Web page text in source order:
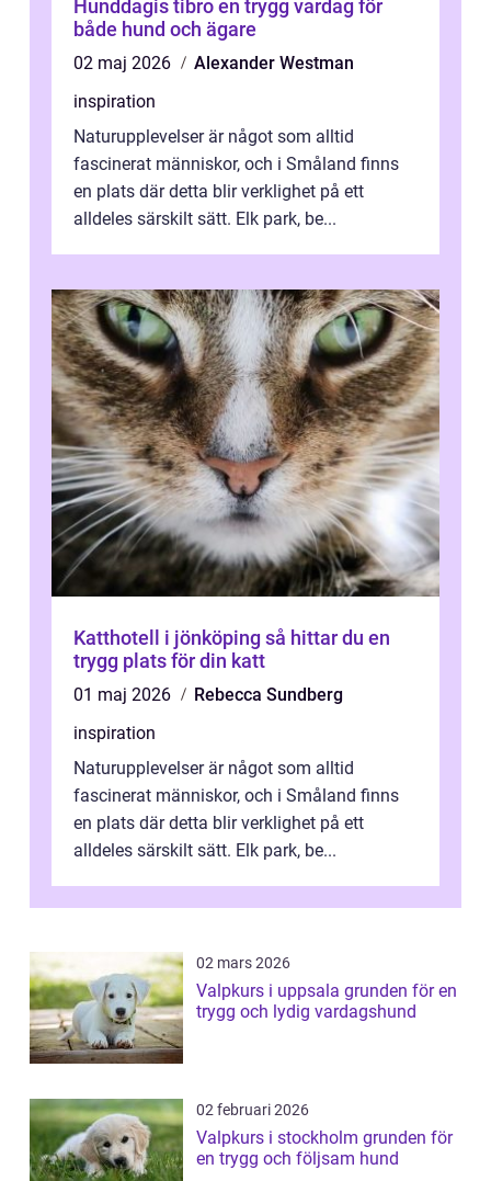
Hunddagis tibro en trygg vardag för
både hund och ägare
02 maj 2026
Alexander Westman
inspiration
Naturupplevelser är något som alltid
fascinerat människor, och i Småland finns
en plats där detta blir verklighet på ett
alldeles särskilt sätt. Elk park, be...
Katthotell i jönköping så hittar du en
trygg plats för din katt
01 maj 2026
Rebecca Sundberg
inspiration
Naturupplevelser är något som alltid
fascinerat människor, och i Småland finns
en plats där detta blir verklighet på ett
alldeles särskilt sätt. Elk park, be...
02 mars 2026
Valpkurs i uppsala grunden för en
trygg och lydig vardagshund
02 februari 2026
Valpkurs i stockholm grunden för
en trygg och följsam hund